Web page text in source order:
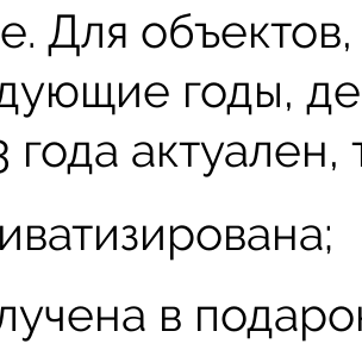
Для
годы,
актуален,
в